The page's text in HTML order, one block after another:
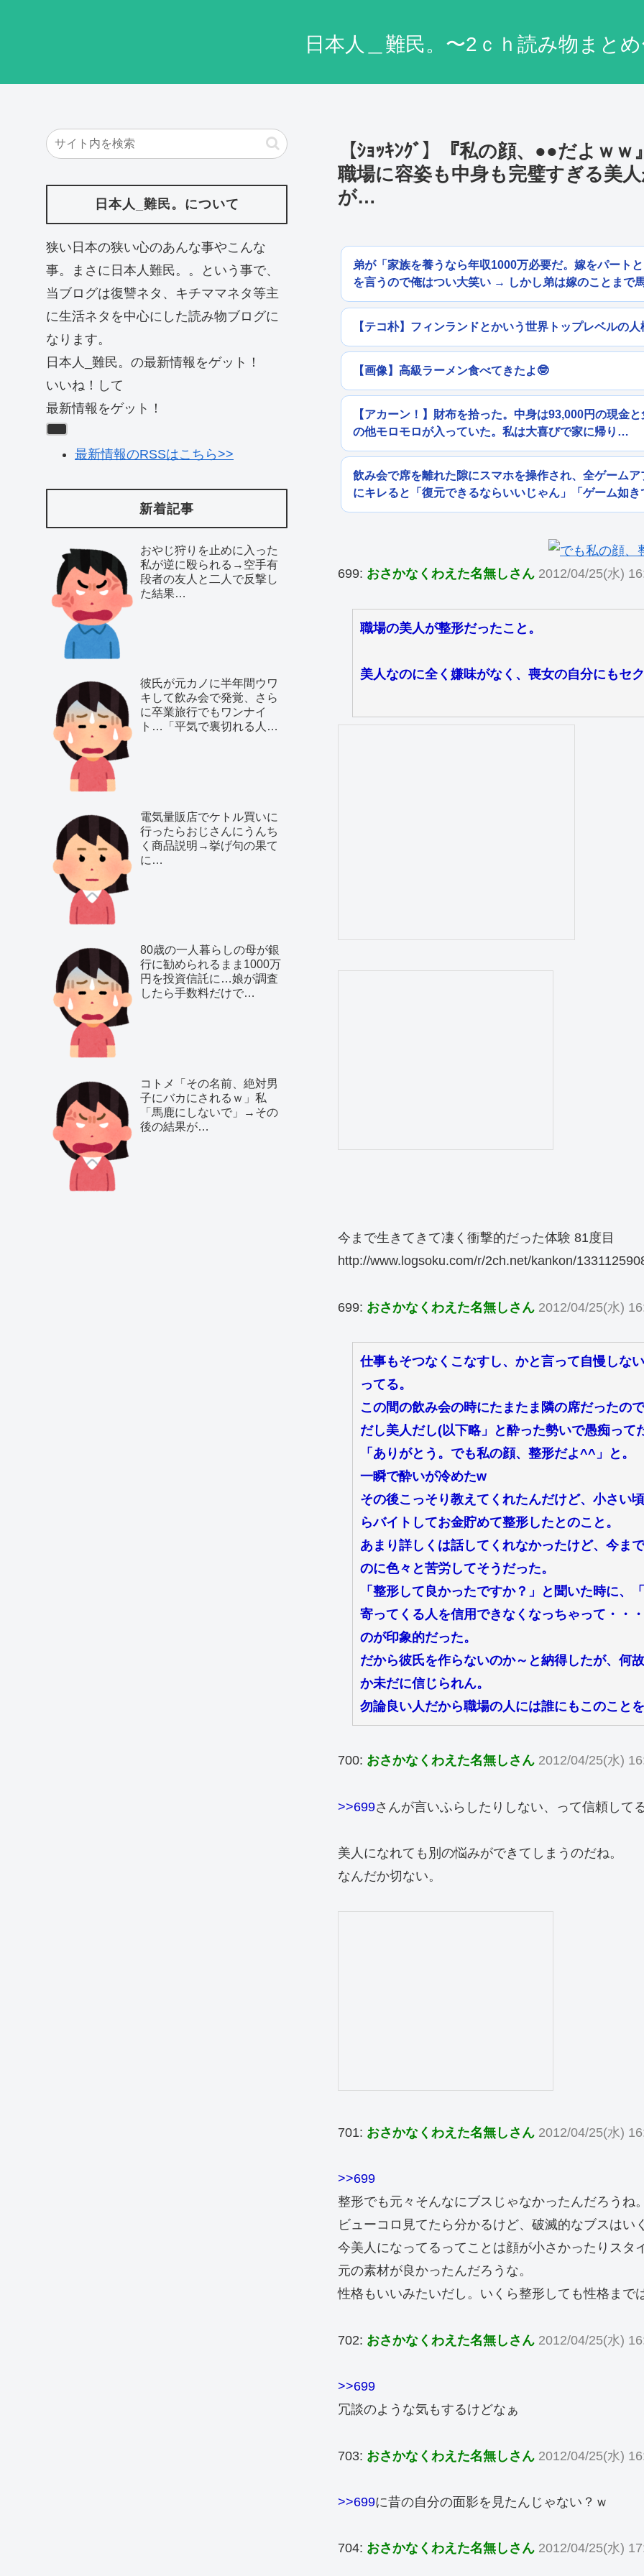
日本人＿難民。〜2ｃｈ読み物まと
【ｼｮｯｷﾝｸﾞ】『私の顔、●●だよｗ
職場に容姿も中身も完璧すぎる美
が…
弟が「家族を養うなら年収1000万必要だ。嫁をパート
を言うので俺はつい大笑い → しかし弟は嫁のことまで
【テコ朴】フィンランドとかいう世界トップレベルの人
【画像】高級ラーメン食べてきたよ🤓
【アカーン！】財布を拾った。中身は93,000円の現金
の他モロモロが入っていた。私は大喜びで家に帰り…
飲み会で席を離れた隙にスマホを操作され、全ゲーム
にキレると「復元できるならいいじゃん」「ゲーム如
699: おさかなくわえた名無しさん 2012/04/25(水)
職場の美人が整形だったこと。
美人なのに全く嫌味がなく、喪女の自分にもセ
今まで生きてきて凄く衝撃的だった体験 81度目
http://www.logsoku.com/r/2ch.net/kankon/
699: おさかなくわえた名無しさん 2012/04/25(水)
仕事もそつなくこなすし、かと言って自慢しな
ってる。
この間の飲み会の時にたまたま隣の席だったの
だし美人だし(以下略」と酔った勢いで愚痴って
「ありがとう。でも私の顔、整形だよ^^」と。
一瞬で酔いが冷めたw
その後こっそり教えてくれたんだけど、小さい
らバイトしてお金貯めて整形したとのこと。
あまり詳しくは話してくれなかったけど、今ま
のに色々と苦労してそうだった。
「整形して良かったですか？」と聞いた時に、
寄ってくる人を信用できなくなっちゃって・・
のが印象的だった。
だから彼氏を作らないのか～と納得したが、何
か未だに信じられん。
勿論良い人だから職場の人には誰にもこのこと
700: おさかなくわえた名無しさん 2012/04/25(水)
>>699さんが言いふらしたりしない、って信頼して
美人になれても別の悩みができてしまうのだね。
なんだか切ない。
701: おさかなくわえた名無しさん 2012/04/25(水)
>>699
整形でも元々そんなにブスじゃなかったんだろうね
ビューコロ見てたら分かるけど、破滅的なブスはい
今美人になってるってことは顔が小さかったりスタ
元の素材が良かったんだろうな。
性格もいいみたいだし。いくら整形しても性格まで
702: おさかなくわえた名無しさん 2012/04/25(水)
>>699
冗談のような気もするけどなぁ
703: おさかなくわえた名無しさん 2012/04/25(水)
>>699に昔の自分の面影を見たんじゃない？ｗ
704: おさかなくわえた名無しさん 2012/04/25(水)
日本人_難民。について
狭い日本の狭い心のあんな事やこんな
事。まさに日本人難民。。という事で、
当ブログは復讐ネタ、キチママネタ等主
に生活ネタを中心にした読み物ブログに
なります。
日本人_難民。の最新情報をゲット！
いいね！して
最新情報をゲット！
最新情報のRSSはこちら>>
新着記事
おやじ狩りを止めに入った
私が逆に殴られる→空手有
段者の友人と二人で反撃し
た結果…
彼氏が元カノに半年間ウワ
キして飲み会で発覚、さら
に卒業旅行でもワンナイ
ト…「平気で裏切れる人種
電気量販店でケトル買いに
行ったらおじさんにうんち
く商品説明→挙げ句の果て
に…
80歳の一人暮らしの母が銀
行に勧められるまま1000万
円を投資信託に…娘が調査
したら手数料だけで…
コトメ「その名前、絶対男
子にバカにされるｗ」私
「馬鹿にしないで」→その
後の結果が…